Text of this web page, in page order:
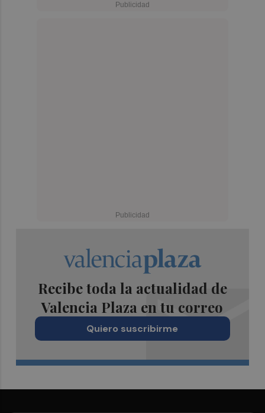
Recibe toda la actualidad de
Valencia Plaza en tu correo
Quiero suscribirme